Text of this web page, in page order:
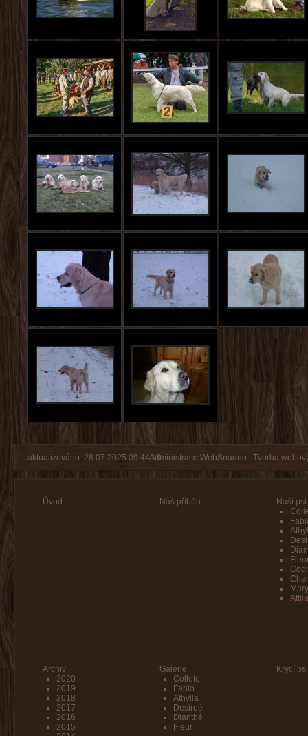
Administrace WebSnadno Tvorba
aktualizováno: 28.07.2025 09:44:49
Úvod Náš příběh
Naši psi
Mary
Attila
Archiv
2020
2019
2018
2017
2016
2015
Galerie
Collete
Fabio
Athylla
Desireé
Dianthé
Fleur
Krycí psi